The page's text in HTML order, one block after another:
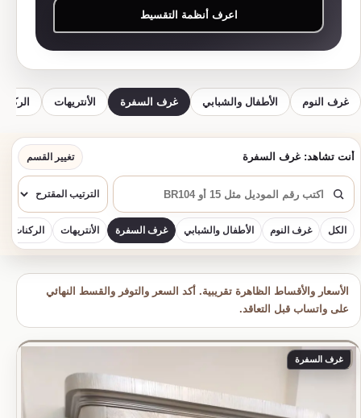
اعرف أنظمة التقسيط
غرف النوم الأطفال والشبابي غرف السفرة الأنتريهات
أنت تشاهد: غرف السفرة تغيير القسم
بحث
الكل غرف النوم الأطفال والشبابي غرف السفرة الأنتريهات الركنات
الأسعار والأقساط الظاهرة تقريبية. أكد السعر والتوفر والقسط النهائي
على واتساب قبل التعاقد.
غرف السفرة